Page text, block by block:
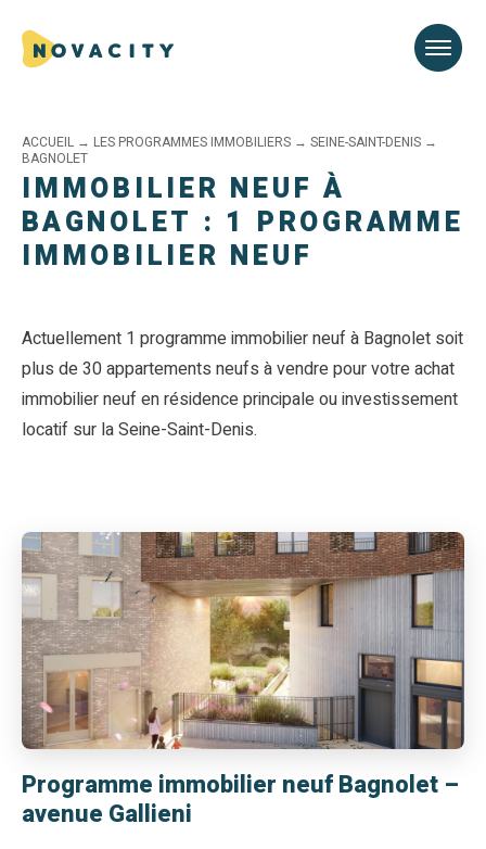
ACCUEIL → LES PROGRAMMES IMMOBILIERS → SEINE-SAINT-DENIS →
BAGNOLET
IMMOBILIER NEUF À
BAGNOLET : 1 PROGRAMME
IMMOBILIER NEUF
Actuellement 1 programme immobilier neuf à Bagnolet soit
plus de 30 appartements neufs à vendre pour votre achat
immobilier neuf en résidence principale ou investissement
locatif sur la Seine-Saint-Denis.
Programme immobilier neuf Bagnolet –
avenue Gallieni